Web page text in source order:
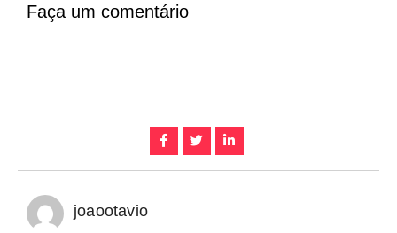
Faça um comentário
joaootavio